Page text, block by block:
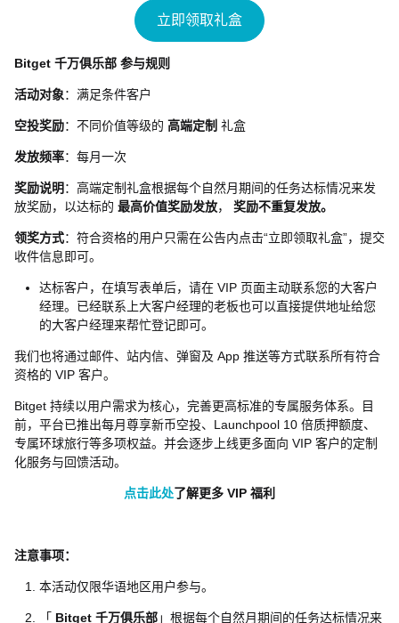
立即领取礼盒
Bitget 千万俱乐部 参与规则
活动对象：满足条件客户
空投奖励：不同价值等级的 高端定制 礼盒
发放频率：每月一次
奖励说明 ：高端定制礼盒根据每个自然月期间的任务达标情况来发
放奖励，以达标的 最高价值奖励发放， 奖励不重复发放。
领奖方式：符合资格的用户只需在公告内点击“立即领取礼盒”，提交
收件信息即可。
达标客户，在填写表单后，请在 VIP 页面主动联系您的大客户
经理。已经联系上大客户经理的老板也可以直接提供地址给您
的大客户经理来帮忙登记即可。
我们也将通过邮件、站内信、弹窗及 App 推送等方式联系所有符合
资格的 VIP 客户。
Bitget 持续以用户需求为核心，完善更高标准的专属服务体系。目
前，平台已推出每月尊享新币空投、Launchpool 10 倍质押额度、
专属环球旅行等多项权益。并会逐步上线更多面向 VIP 客户的定制
化服务与回馈活动。
点击此处了解更多 VIP 福利
注意事项：
本活动仅限华语地区用户参与。
「 Bitget 千万俱乐部」根据每个自然月期间的任务达标情况来